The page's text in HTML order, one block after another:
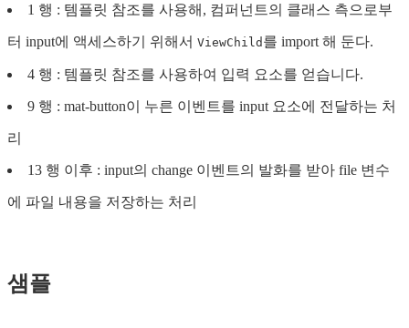
1 행 : 템플릿 참조를 사용해, 컴퍼넌트의 클래스 측으로부
터 input에 액세스하기 위해서 ViewChild 를 import 해 둔다.
4 행 : 템플릿 참조를 사용하여 입력 요소를 얻습니다.
9 행 : mat-button이 누른 이벤트를 input 요소에 전달하는 처
리
13 행 이후 : input의 change 이벤트의 발화를 받아 file 변수
에 파일 내용을 저장하는 처리
샘플